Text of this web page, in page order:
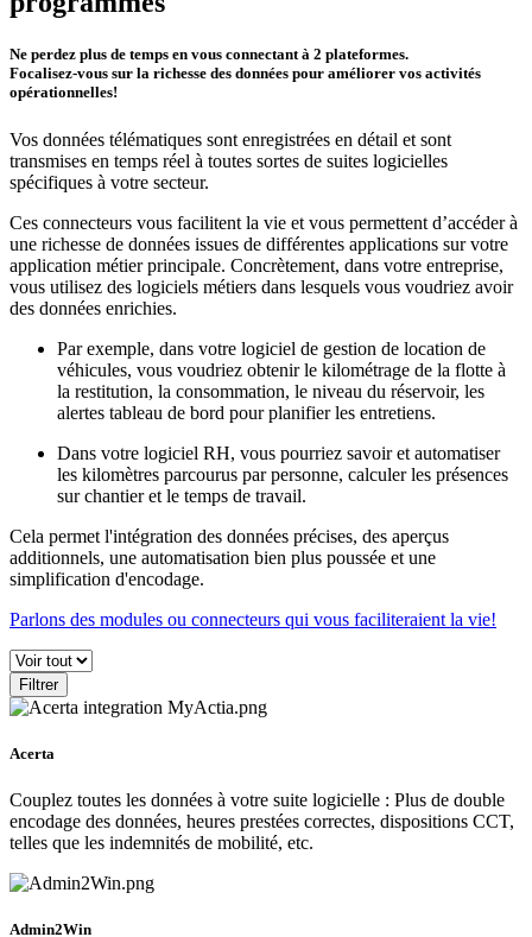
Ne perdez plus de temps en vous connectant à 2 plateformes.
Focalisez-vous sur la richesse des données pour améliorer vos activités
opérationnelles!
Vos données télématiques sont enregistrées en détail et sont
transmises en temps réel à toutes sortes de suites logicielles
spécifiques à votre secteur.
Ces connecteurs vous facilitent la vie et vous permettent d’accéder à
une richesse de données issues de différentes applications sur votre
application métier principale. Concrètement, dans votre entreprise,
vous utilisez des logiciels métiers dans lesquels vous voudriez avoir
des données enrichies.
Par exemple, dans votre logiciel de gestion de location de
véhicules, vous voudriez obtenir le kilométrage de la flotte à
la restitution, la consommation, le niveau du réservoir, les
alertes tableau de bord pour planifier les entretiens.
Dans votre logiciel RH, vous pourriez savoir et automatiser
les kilomètres parcourus par personne, calculer les présences
sur chantier et le temps de travail.
Cela permet l'intégration des données précises, des aperçus
additionnels, une automatisation bien plus poussée et une
simplification d'encodage.
Parlons des modules ou connecteurs qui vous faciliteraient la vie!
Catégorie
Filtrer
Acerta
Couplez toutes les données à votre suite logicielle : Plus de double
encodage des données, heures prestées correctes, dispositions CCT,
telles que les indemnités de mobilité, etc.
Admin2Win